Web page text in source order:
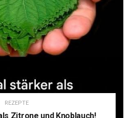
REZEPTE
Zitrone und Knoblauch!